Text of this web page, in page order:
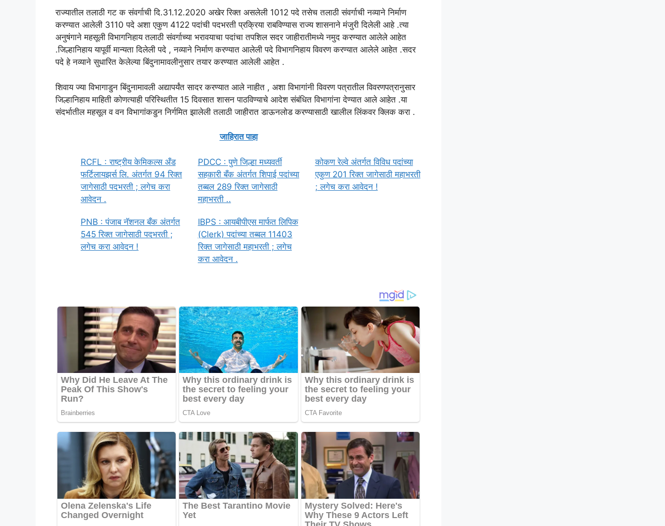
राज्यातील तलाठी गट क संवर्गाची दि.31.12.2020 अखेर रिक्त असलेली 1012 पदे तसेच तलाठी संवर्गाची नव्याने निर्माण
करण्यात आलेली 3110 पदे अशा एकुण 4122 पदांची पदभरती प्रक्रिया राबविण्यास राज्य शासनाने मंजुरी दिलेली आहे .त्या
अनुषंगाने महसूली विभागनिहाय तलाठी संवर्गाच्या भरावयाचा पदांचा तपशिल सदर जाहीरातीमध्ये नमुद करण्यात आलेले आहेत
.जिल्हानिहाय यापूर्वी मान्यता दिलेली पदे , नव्याने निर्माण करण्यात आलेली पदे विभागनिहाय विवरण करण्यात आलेले आहेत .सदर
पदे हे नव्याने सुधारित केलेल्या बिंदुनामावलीनुसार तयार करण्यात आलेली आहेत .
शिवाय ज्या विभागाडुन बिंदुनामावली अद्यापर्यंत सादर करण्यात आले नाहीत , अशा विभागांनी विवरण पत्रातील विवरणपत्रानुसार
जिल्हानिहाय माहिती कोणत्याही परिस्थितीत 15 दिवसात शासन पाठविण्याचे आदेश संबंधित विभागांना देण्यात आले आहेत .या
संदर्भातील महसूल व वन विभागांकडुन निर्गमित झालेली तलाठी जाहीरात डाऊनलोड करण्यासाठी खालील लिंकवर क्लिक करा .
जाहिरात पाहा
RCFL : राष्ट्रीय केमिकल्स अँड
फर्टिलायझर्स लि. अंतर्गत 94 रिक्त
जागेसाठी पदभरती ; लगेच करा
आवेदन .
PDCC : पुणे जिल्हा मध्यवर्ती
सहकारी बँक अंतर्गत शिपाई पदांच्या
तब्बल 289 रिक्त जागेसाठी
महाभरती ..
कोकण रेल्वे अंतर्गत विविध पदांच्या
एकुण 201 रिक्त जागेसाठी महाभरती
; लगेच करा आवेदन !
PNB : पंजाब नॅशनल बँक अंतर्गत
545 रिक्त जागेसाठी पदभरती ;
लगेच करा आवेदन !
IBPS : आयबीपीएस मार्फत लिपिक
(Clerk) पदांच्या तब्बल 11403
रिक्त जागेसाठी महाभरती ; लगेच
करा आवेदन .